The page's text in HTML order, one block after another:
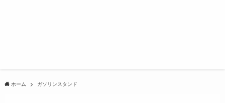
ホーム ガソリンスタンド